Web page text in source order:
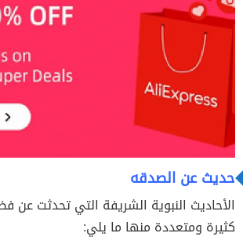
حديث عن الصدقه
الأحاديث النبوية الشريفة التي تحدثت عن
كثيرة ومتعددة منها ما يلي: